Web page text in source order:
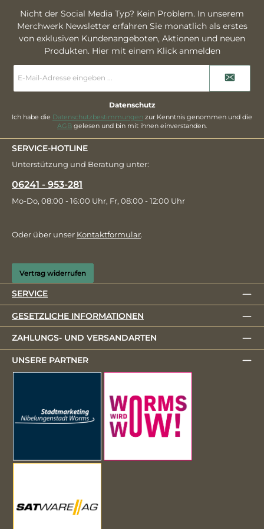
Nicht der Social Media Typ? Kein Problem. In unserem
Merchwerk Newsletter erfahren Sie monatlich als erstes
von exklusiven Kundenangeboten, Aktionen und neuen
Produkten. Hier mit einem Klick anmelden
Mail-
*
Datenschutz
Ich habe die Datenschutzbestimmungen zur Kenntnis genommen und die
AGB gelesen und bin mit ihnen einverstanden.
SERVICE-HOTLINE
Unterstützung und Beratung unter:
06241 - 953-281
Mo-Do, 08:00 - 16:00 Uhr, Fr, 08:00 - 12:00 Uhr
Oder über unser Kontaktformular.
Vertrag widerrufen
SERVICE
GESETZLICHE INFORMATIONEN
ZAHLUNGS- UND VERSANDARTEN
UNSERE PARTNER